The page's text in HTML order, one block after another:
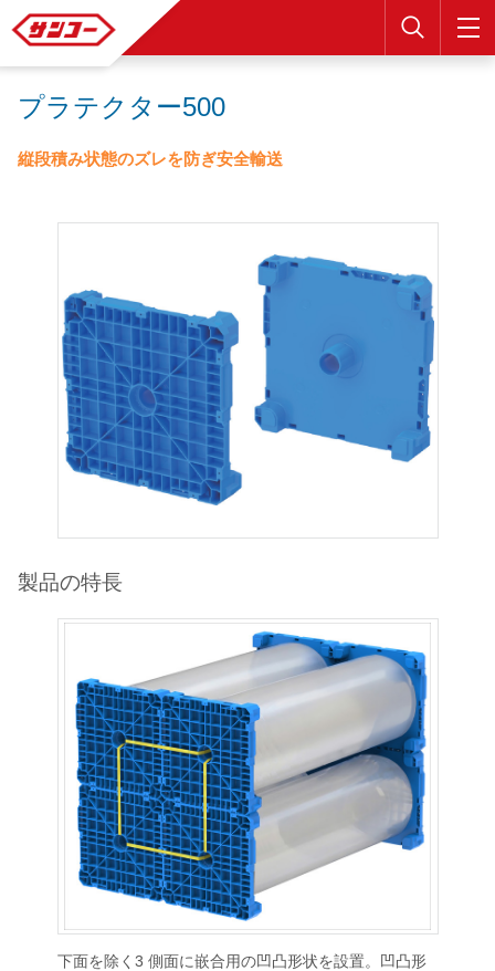
検索
プラテクター500
縦段積み状態のズレを防ぎ安全輸送
製品の特長
下面を除く3 側面に嵌合用の凹凸形状を設置。凹凸形